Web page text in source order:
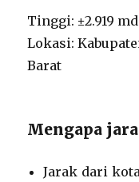
Tinggi: ±2.919
Lokasi:
Barat
Mengapa
Jarak dari